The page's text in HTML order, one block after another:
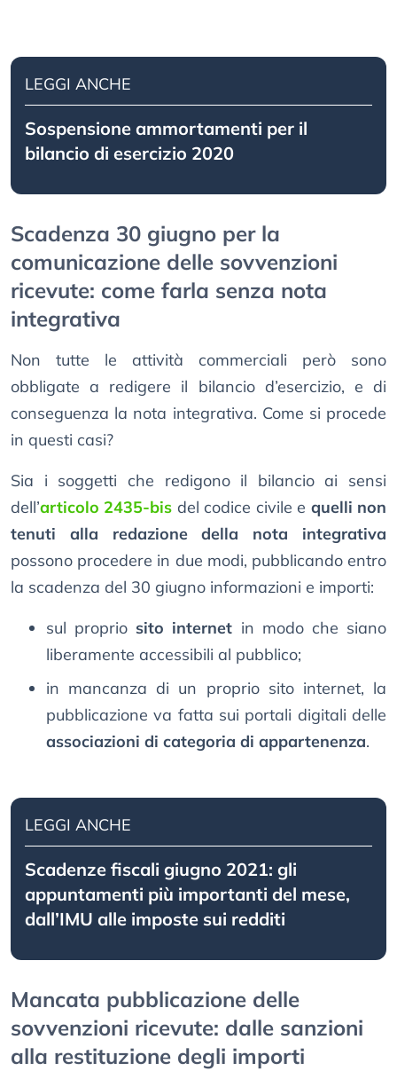
LEGGI ANCHE
Sospensione ammortamenti per il
bilancio di esercizio 2020
Scadenza 30 giugno per la
comunicazione delle sovvenzioni
ricevute: come farla senza nota
integrativa
Non tutte le attività commerciali però sono
obbligate a redigere il bilancio d’esercizio, e di
conseguenza la nota integrativa. Come si procede
in questi casi?
Sia i soggetti che redigono il bilancio ai sensi
dell’articolo 2435-bis del codice civile e quelli non
tenuti alla redazione della nota integrativa
possono procedere in due modi, pubblicando entro
la scadenza del 30 giugno informazioni e importi:
sul proprio sito internet in modo che siano
liberamente accessibili al pubblico;
in mancanza di un proprio sito internet, la
pubblicazione va fatta sui portali digitali delle
associazioni di categoria di appartenenza.
LEGGI ANCHE
Scadenze fiscali giugno 2021: gli
appuntamenti più importanti del mese,
dall’IMU alle imposte sui redditi
Mancata pubblicazione delle
sovvenzioni ricevute: dalle sanzioni
alla restituzione degli importi